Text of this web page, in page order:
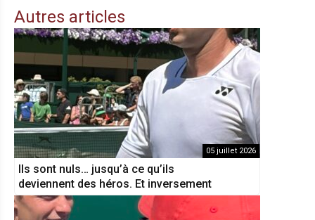
Autres articles
05 juillet 2026
Ils sont nuls… jusqu’à ce qu’ils
deviennent des héros. Et inversement